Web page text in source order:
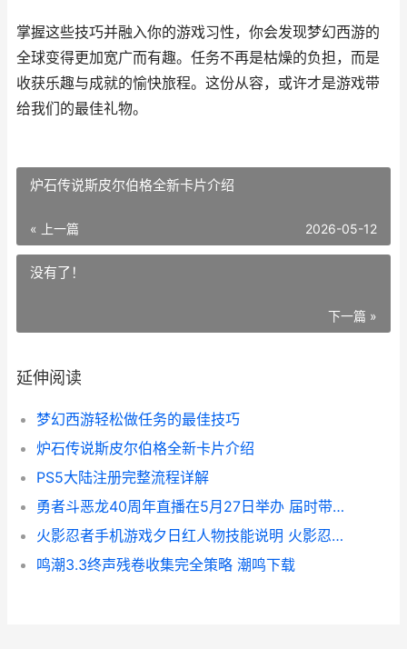
掌握这些技巧并融入你的游戏习性，你会发现梦幻西游的
全球变得更加宽广而有趣。任务不再是枯燥的负担，而是
收获乐趣与成就的愉快旅程。这份从容，或许才是游戏带
给我们的最佳礼物。
炉石传说斯皮尔伯格全新卡片介绍
« 上一篇 2026-05-12
没有了！
下一篇 »
延伸阅读
梦幻西游轻松做任务的最佳技巧
炉石传说斯皮尔伯格全新卡片介绍
PS5大陆注册完整流程详解
勇者斗恶龙40周年直播在5月27日举办 届时带来新作消息 勇者斗恶龙456
火影忍者手机游戏夕日红人物技能说明 火影忍者手机游新手没好忍者能打段位赛吗?
鸣潮3.3终声残卷收集完全策略 潮鸣下载